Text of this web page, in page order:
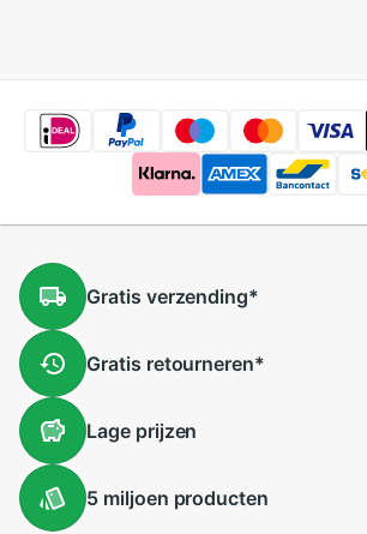
Gratis verzending*
Gratis retourneren*
Lageprijzen
5 miljoen producten